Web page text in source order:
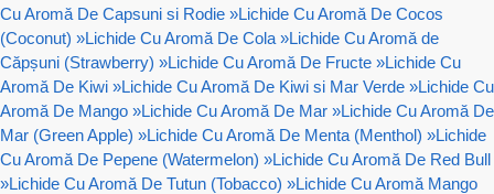
Cu Aromă De Capsuni si Rodie »Lichide Cu Aromă De Cocos
(Coconut) »Lichide Cu Aromă De Cola »Lichide Cu Aromă de
Căpșuni (Strawberry) »Lichide Cu Aromă De Fructe »Lichide Cu
Aromă De Kiwi »Lichide Cu Aromă De Kiwi si Mar Verde »Lichide Cu
Aromă De Mango »Lichide Cu Aromă De Mar »Lichide Cu Aromă De
Mar (Green Apple) »Lichide Cu Aromă De Menta (Menthol) »Lichide
Cu Aromă De Pepene (Watermelon) »Lichide Cu Aromă De Red Bull
»Lichide Cu Aromă De Tutun (Tobacco) »Lichide Cu Aromă Mango